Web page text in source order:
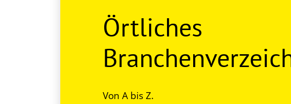
Örtliches
Von A bis Z.